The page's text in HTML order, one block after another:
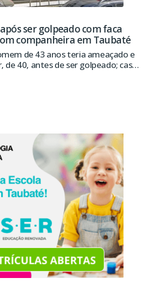
ser golpeado com faca
companheira em Taubaté
de 43 anos teria ameaçado e
de 40, antes de ser golpeado; caso
homicídio e legítima defesa.